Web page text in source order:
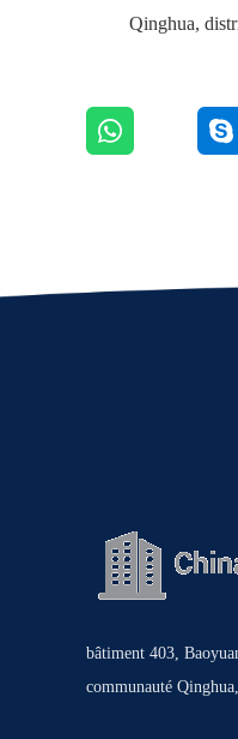
Qinghua,
bâtiment 403,
communauté